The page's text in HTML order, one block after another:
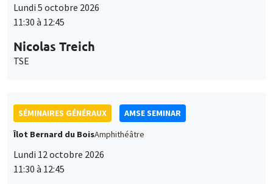
Lundi 5 octobre 2026
11:30 à 12:45
Nicolas Treich
TSE
SÉMINAIRES GÉNÉRAUX
AMSE SEMINAR
Îlot Bernard du BoisAmphithéâtre
Lundi 12 octobre 2026
11:30 à 12:45